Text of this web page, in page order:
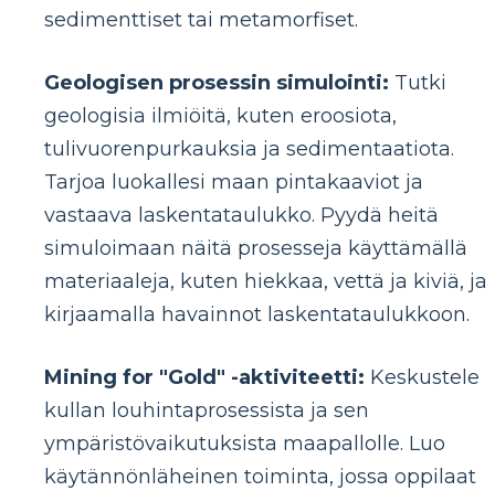
sedimenttiset tai metamorfiset.
Geologisen prosessin simulointi: Tutki
geologisia ilmiöitä, kuten eroosiota,
tulivuorenpurkauksia ja sedimentaatiota.
Tarjoa luokallesi maan pintakaaviot ja
vastaava laskentataulukko. Pyydä heitä
simuloimaan näitä prosesseja käyttämällä
materiaaleja, kuten hiekkaa, vettä ja kiviä, ja
kirjaamalla havainnot laskentataulukkoon.
Mining for "Gold" -aktiviteetti: Keskustele
kullan louhintaprosessista ja sen
ympäristövaikutuksista maapallolle. Luo
käytännönläheinen toiminta, jossa oppilaat